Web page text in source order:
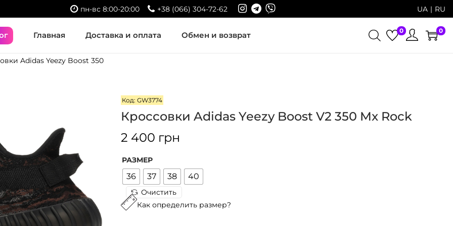
пн-вс 8:00-20:00 +38 (066) 304-72-62 UA RU
Главная Доставка и оплата Обмен и возврат 0 0
Adidas Yeezy Boost 350
Код: GW3774
Кроссовки Adidas Yeezy Boost V2 350 Mx Rock
2 400 грн
РАЗМЕР
36 37 38 40
Очистить
Как определить размер?